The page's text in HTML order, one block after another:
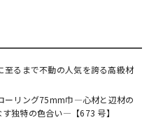
るまで不動の人気を誇る高級材
ーリング75mm巾―心材と辺材の
独特の色合い―【673 号】